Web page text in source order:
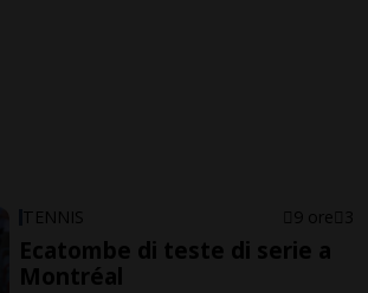
TENNIS 9 ore 3
Ecatombe di teste di serie a
Montréal